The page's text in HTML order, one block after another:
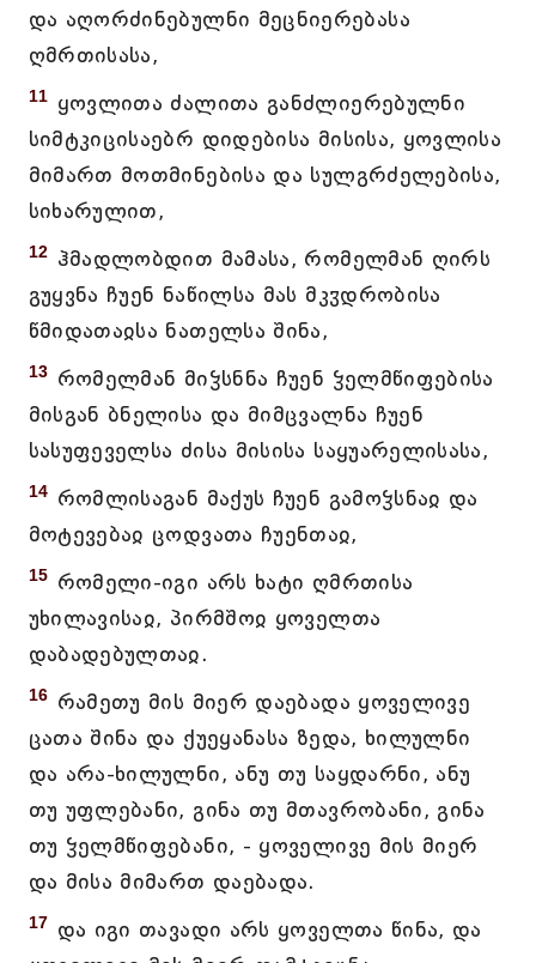
და აღორძინებულნი მეცნიერებასა
ღმრთისასა,
11 ყოვლითა ძალითა განძლიერებულნი
სიმტკიცისაებრ დიდებისა მისისა, ყოვლისა
მიმართ მოთმინებისა და სულგრძელებისა,
სიხარულით,
12 ჰმადლობდით მამასა, რომელმან ღირს
გუყვნა ჩუენ ნაწილსა მას მკჳდრობისა
წმიდათაჲსა ნათელსა შინა,
13 რომელმან მიჴსნნა ჩუენ ჴელმწიფებისა
მისგან ბნელისა და მიმცვალნა ჩუენ
სასუფეველსა ძისა მისისა საყუარელისასა,
14 რომლისაგან მაქუს ჩუენ გამოჴსნაჲ და
მოტევებაჲ ცოდვათა ჩუენთაჲ,
15 რომელი-იგი არს ხატი ღმრთისა
უხილავისაჲ, პირმშოჲ ყოველთა
დაბადებულთაჲ.
16 რამეთუ მის მიერ დაებადა ყოველივე
ცათა შინა და ქუეყანასა ზედა, ხილულნი
და არა-ხილულნი, ანუ თუ საყდარნი, ანუ
თუ უფლებანი, გინა თუ მთავრობანი, გინა
თუ ჴელმწიფებანი, - ყოველივე მის მიერ
და მისა მიმართ დაებადა.
17 და იგი თავადი არს ყოველთა წინა, და